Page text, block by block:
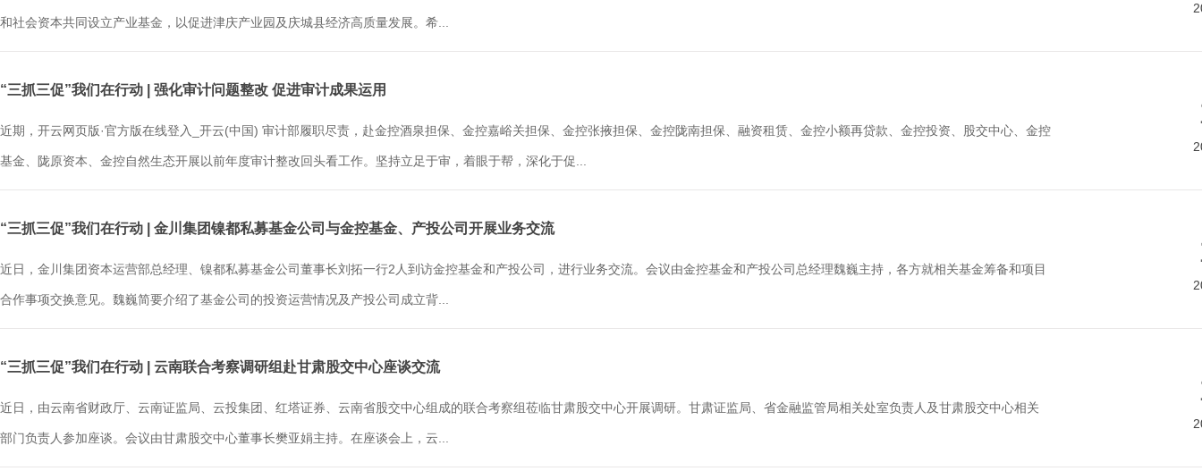
和社会资本共同设立产业基金，以促进津庆产业园及庆城县经济高质量发展。希...
“三抓三促”我们在行动 | 强化审计问题整改 促进审计成果运用
近期，开云网页版·官方版在线登入_开云(中国) 审计部履职尽责，赴金控酒泉担保、金控嘉峪关担保、金控张掖担保、金控陇南担保、融资租赁、金控小额再贷款、金控投资、股交中心、金控
基金、陇原资本、金控自然生态开展以前年度审计整改回头看工作。坚持立足于审，着眼于帮，深化于促...
“三抓三促”我们在行动 | 金川集团镍都私募基金公司与金控基金、产投公司开展业务交流
近日，金川集团资本运营部总经理、镍都私募基金公司董事长刘拓一行2人到访金控基金和产投公司，进行业务交流。会议由金控基金和产投公司总经理魏巍主持，各方就相关基金筹备和项目
合作事项交换意见。魏巍简要介绍了基金公司的投资运营情况及产投公司成立背...
“三抓三促”我们在行动 | 云南联合考察调研组赴甘肃股交中心座谈交流
近日，由云南省财政厅、云南证监局、云投集团、红塔证券、云南省股交中心组成的联合考察组莅临甘肃股交中心开展调研。甘肃证监局、省金融监管局相关处室负责人及甘肃股交中心相关
部门负责人参加座谈。会议由甘肃股交中心董事长樊亚娟主持。在座谈会上，云...